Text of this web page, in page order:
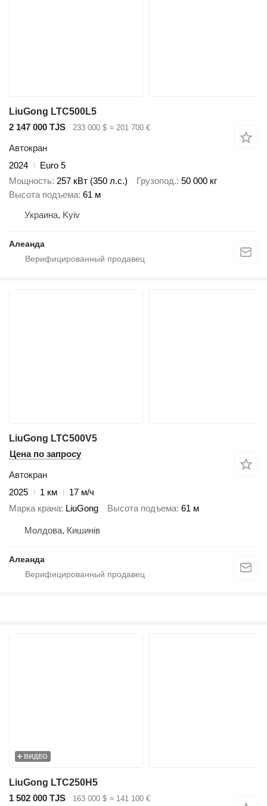
LiuGong LTC500L5
2 147 000 TJS
233 000 $ ≈ 201 700 €
Автокран
2024
Euro 5
Мощность 257 кВт (350 л.с.) Грузопод. 50 000 кг
Высота подъема 61 м
Украина, Kyiv
Алеанда
LiuGong LTC500V5
Цена по запросу
Автокран
2025
1 км
17 м/ч
Марка крана LiuGong Высота подъема 61 м
Молдова, Кишинів
Алеанда
ВИДЕО
LiuGong LTC250H5
1 502 000 TJS
163 000 $ ≈ 141 100 €